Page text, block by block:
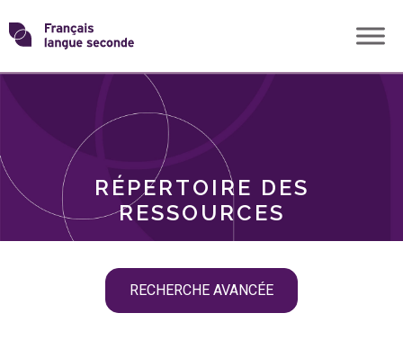
Skip
toTransformons
langue
RÉPERTOIRE DES
RESSOURCES
RECHERCHE AVANCÉE
THÈMES